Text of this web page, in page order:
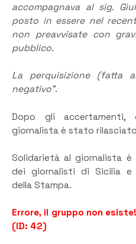
accompagnava al sig.
posto in essere nel
non preavvisate con
pubblico.
La perquisizione (fatta
negativo”.
Dopo gli
giornalista è stato
Solidarietà al giornalista è
dei giornalisti di Sicilia e
della Stampa.
Errore, il gruppo non
(ID: 42)